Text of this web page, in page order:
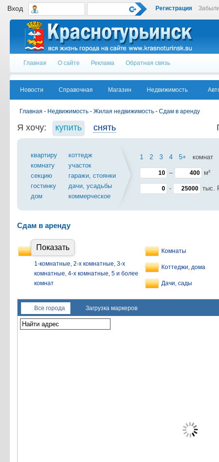
Вход Регистрация
Главная О сайте Реклама Обратная связь
Новости Справочная Магазин Недвижимость
Главная - Недвижимость - Жилая недвижимость - Сдам в аренду
Я хочу: купить снять
квартиру
комнату
секцию
гостинку
дом
коттедж
участок
гаражи, стоянки
дачи, усадьбы
коммерческое
1 2 3 4 5+ комнат
– м²
- тыс.
Показать
Сдам в аренду
Квартиры
1-комнатные, 2-х комнатные, 3-х
комнатные, 4-х комнатные, 5 и более
комнат
Комнаты
Коттеджи, дома
Дачи, сады
Все города Загрузка маркеров